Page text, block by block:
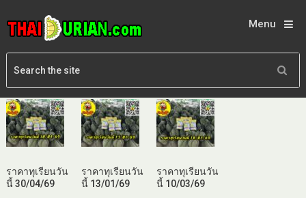
Menu
ราคาทุเรียนวัน
นี้ 30/04/69
ราคาทุเรียนวัน
นี้ 13/01/69
ราคาทุเรียนวัน
นี้ 10/03/69